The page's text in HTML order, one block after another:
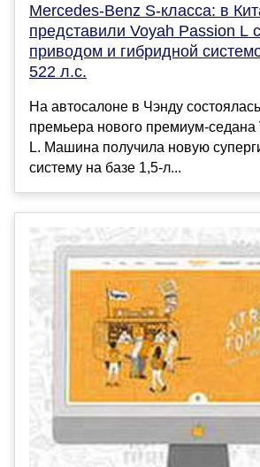
Mercedes-Benz S-класса: в
представили Voyah Passion L
приводом и гибридной
522 л.с.
На автосалоне в Чэнду
премьера нового премиум-седана
L. Машина получила новую
систему на базе 1,5-л...